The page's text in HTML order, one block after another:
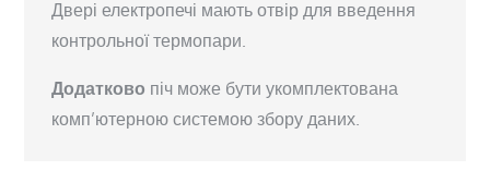
Двері електропечі мають отвір для введення
контрольної термопари.
Додатково піч може бути укомплектована
комп’ютерною системою збору даних.